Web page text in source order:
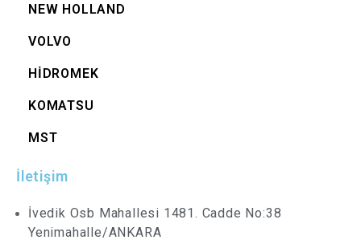
NEW HOLLAND
VOLVO
HİDROMEK
KOMATSU
MST
İletişim
İvedik Osb Mahallesi 1481. Cadde No:38
Yenimahalle/ANKARA